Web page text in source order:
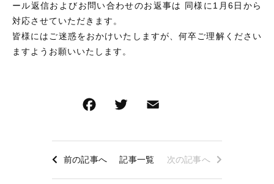
ール返信およびお問い合わせのお返事は 同様に1月6日から
対応させていただきます。
皆様にはご迷惑をおかけいたしますが、何卒ご理解ください
ますようお願いいたします。
F
c
e
T
tt
er
ai
l
前の記事へ 記事一覧 次の記事へ
ファッション
布ナプキン
ギフトラッピング
その他
ファッション
布ナプキン
キリム